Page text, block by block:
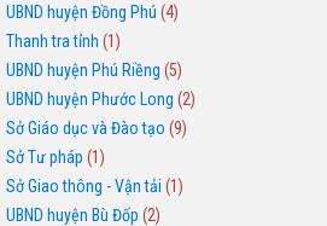
UBND huyện Đồng Phú (4)
Thanh tra tỉnh (1)
UBND huyện Phú Riềng (5)
UBND huyện Phước Long (2)
Sở Giáo dục và Đào tạo (9)
Sở Tư pháp (1)
Sở Giao thông - Vận tải (1)
UBND huyện Bù Đốp (2)